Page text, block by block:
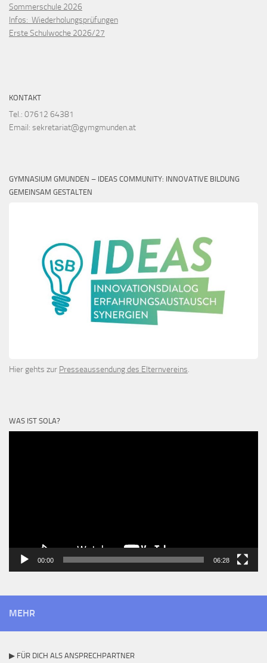
Sommerschule 2026
Infos: Wiederholungsprüfungen
Erste Schulwoche 2026/27
KONTAKT
Tel.: 07612 64381
Email: sekretariat@gymgmunden.at
GYMNASIUM GMUNDEN – IDEAS COMMUNITY: INNOVATIVE BILDUNG
GEMEINSAM GESTALTEN
Hier gehts zur Presseaussendung des Elternvereins.
WAS IST SOLA?
00:00 06:28
MEHR
▶ FÜR DICH ALS ANSPRECHPARTNER